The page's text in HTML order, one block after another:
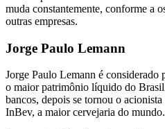
muda constantemente, conforme a
outras empresas.
Jorge Paulo Lemann
Jorge Paulo Lemann é considerado
o maior patrimônio líquido do
bancos, depois se tornou o
InBev, a maior cervejaria do mundo.